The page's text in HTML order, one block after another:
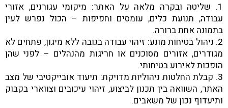
1. שליטה ובקרה מלאה על האתר: מיקומי עגורנים, אזורי
עבודה, תנועת כלים, עומסים וחפיפות – הכול נפרש לעין
בתמונה אחת ברורה.
2. ניהול בטיחות מונע: זיהוי עבודה בגובה ללא מיגון, פתחים לא
מגודרים, אזורים מסוכנים או חריגות מהנהלים – לפני שהן
הופכות לאירוע בטיחותי.
3. קבלת החלטות ניהוליות מדויקת: תיעוד אובייקטיבי של מצב
האתר, השוואה בין תכנון לביצוע, זיהוי עיכובים וצווארי בקבוק
ותיעדוף נכון של משאבים.